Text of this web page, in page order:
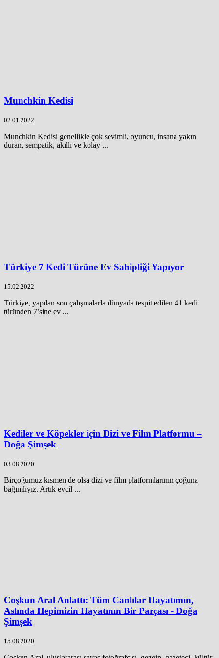
Munchkin Kedisi
02.01.2022
Munchkin Kedisi genellikle çok sevimli, oyuncu, insana yakın
duran, sempatik, akıllı ve kolay ...
Türkiye 7 Kedi Türüne Ev Sahipliği Yapıyor
15.02.2022
Türkiye, yapılan son çalışmalarla dünyada tespit edilen 41 kedi
türünden 7’sine ev ...
Kediler ve Köpekler için Dizi ve Film Platformu –
Doğa Şimşek
03.08.2020
Birçoğumuz kısmen de olsa dizi ve film platformlarının çoğuna
bağımlıyız. Artık evcil ...
Coşkun Aral Anlattı: Tüm Canlılar Hayatımın,
Aslında Hepimizin Hayatının Bir Parçası - Doğa
Şimşek
15.08.2020